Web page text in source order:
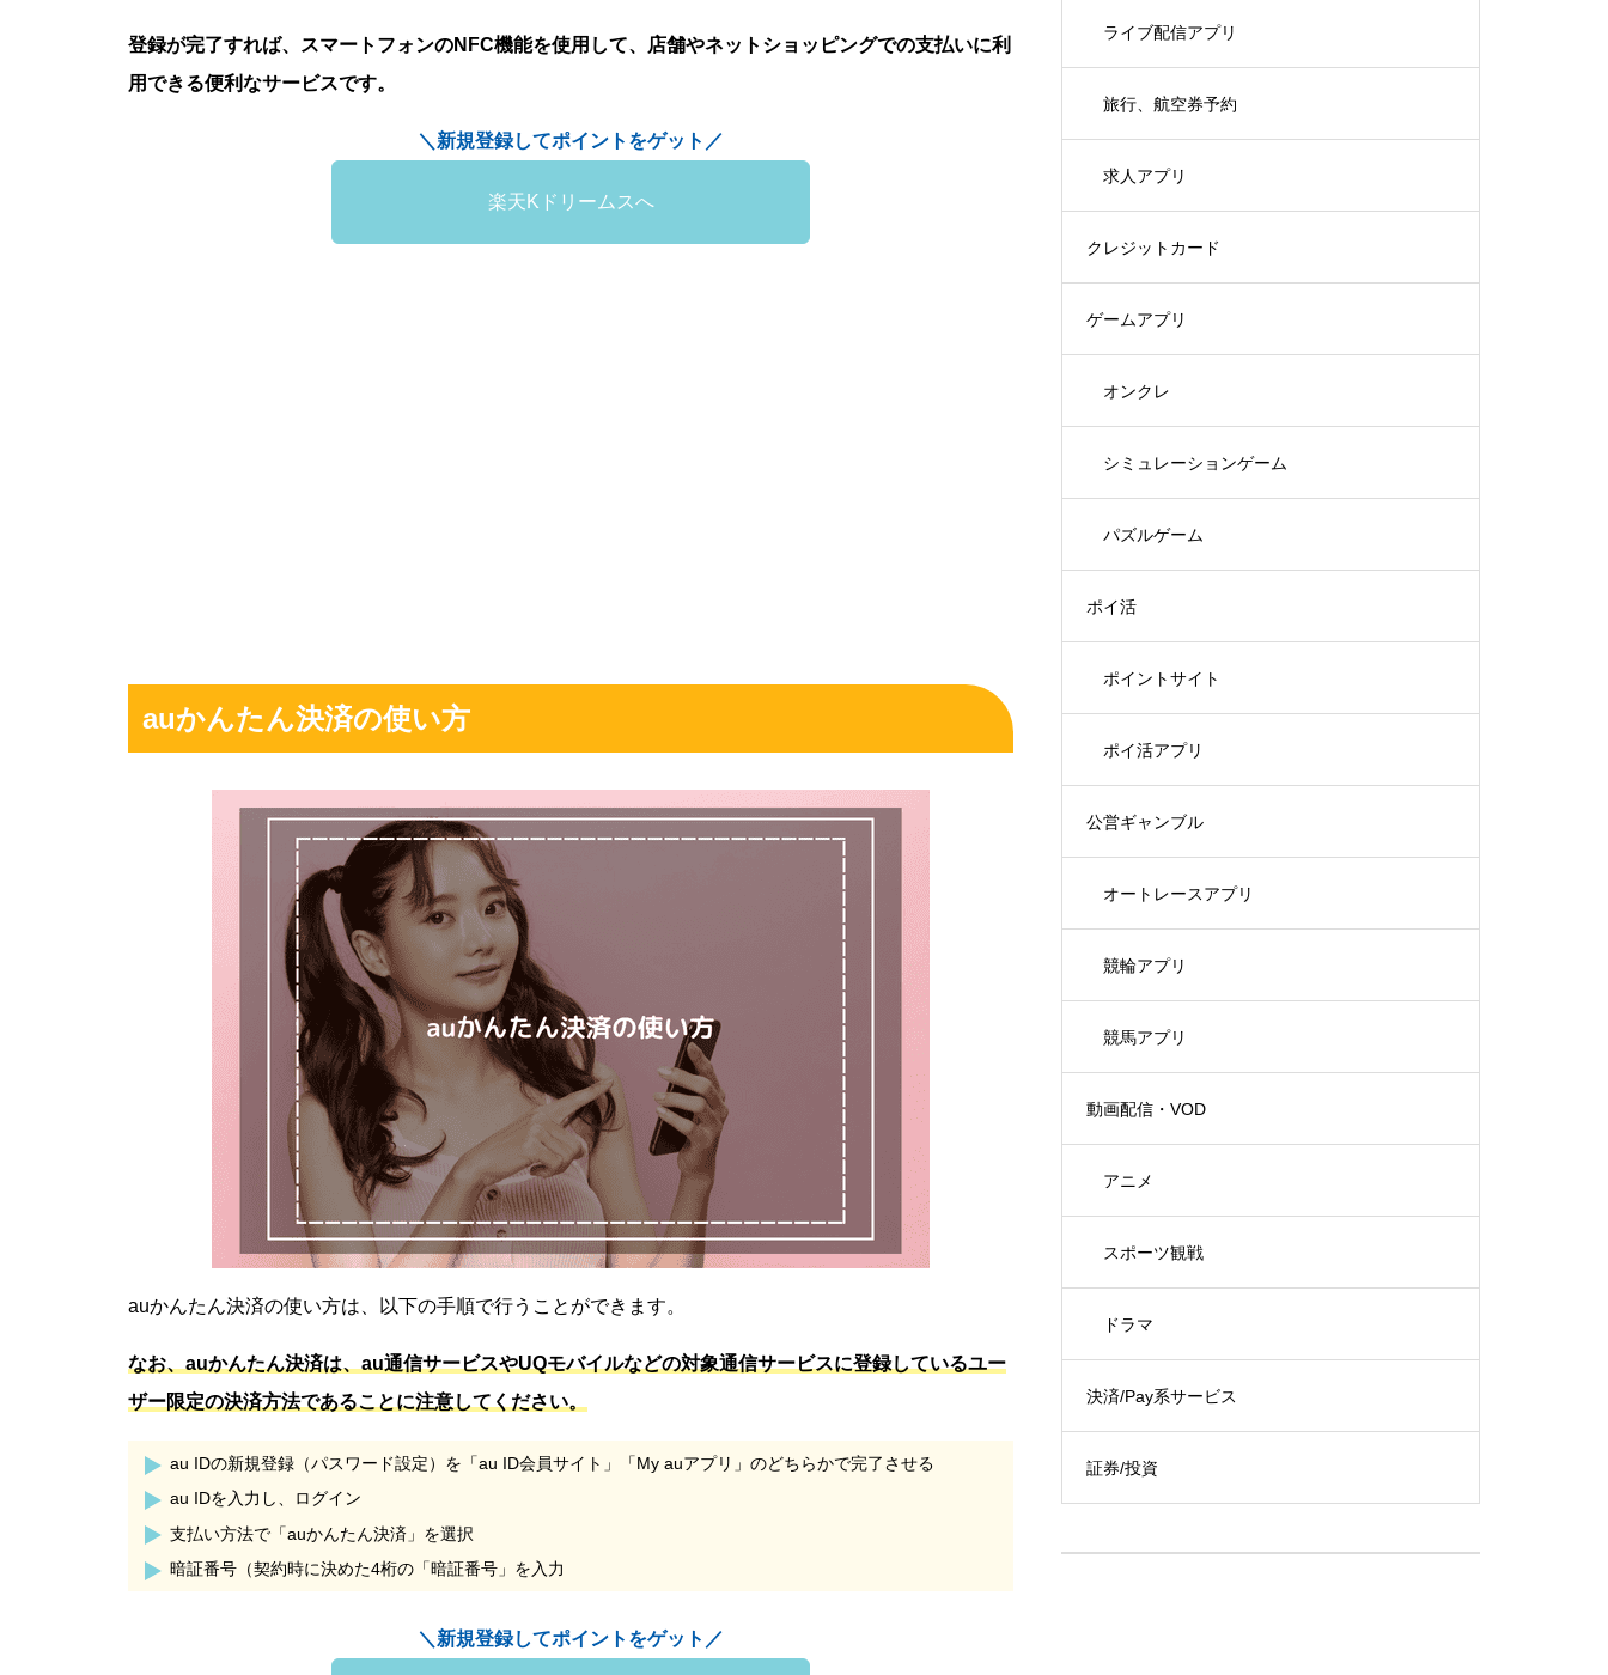
登録が完了すれば、スマートフォンのNFC機能を使用して、店舗やネットショッピングでの支払いに利
用できる便利なサービスです。
＼新規登録してポイントをゲット／
楽天Kドリームスへ
auかんたん決済の使い方
auかんたん決済の使い方は、以下の手順で行うことができます。
なお、auかんたん決済は、au通信サービスやUQモバイルなどの対象通信サービスに登録しているユー
ザー限定の決済方法であることに注意してください。
​​au IDの新規登録（パスワード設定）を「au ID会員サイト」「My auアプリ」のどちらかで完了させる
au IDを入力し、ログイン
支払い方法で「auかんたん決済」を選択
暗証番号（契約時に決めた4桁の「暗証番号」を入力
＼新規登録してポイントをゲット／
ライブ配信アプリ
旅行、航空券予約
求人アプリ
クレジットカード
ゲームアプリ
オンクレ
シミュレーションゲーム
パズルゲーム
ポイ活
ポイントサイト
ポイ活アプリ
公営ギャンブル
オートレースアプリ
競輪アプリ
競馬アプリ
動画配信・VOD
アニメ
スポーツ観戦
ドラマ
決済/Pay系サービス
証券/投資